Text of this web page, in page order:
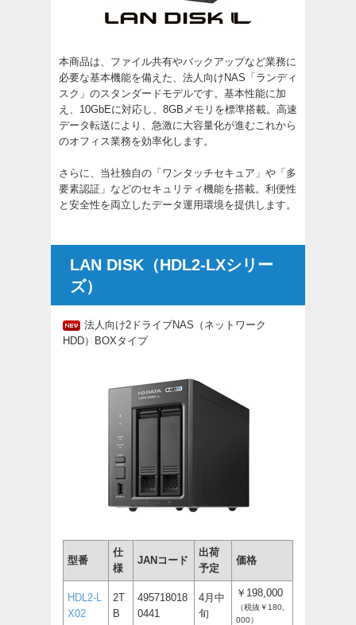
本商品は、ファイル共有やバックアップなど業務に
必要な基本機能を備えた、法人向けNAS「ランディ
スク」のスタンダードモデルです。基本性能に加
え、10GbEに対応し、8GBメモリを標準搭載。高速
データ転送により、急激に大容量化が進むこれから
のオフィス業務を効率化します。
さらに、当社独自の「ワンタッチセキュア」や「多
要素認証」などのセキュリティ機能を搭載。利便性
と安全性を両立したデータ運用環境を提供します。
LAN DISK（HDL2-LXシリー
ズ）
法人向け2ドライブNAS（ネットワーク
HDD）BOXタイプ
型番
仕
様
JANコード
出荷
予定
価格
HDL2-L
X02
2T
B
495718018
0441
4月中
旬
￥198,000
（税抜￥180,
000）